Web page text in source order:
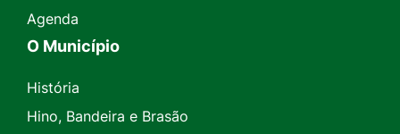
Agenda
O Município
História
Hino, Bandeira e Brasão